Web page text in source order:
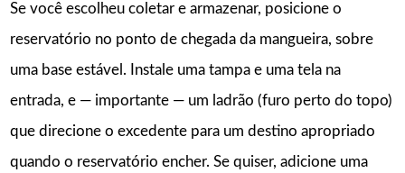
Se você escolheu coletar e armazenar, posicione o
reservatório no ponto de chegada da mangueira, sobre
uma base estável. Instale uma tampa e uma tela na
entrada, e — importante — um ladrão (furo perto do topo)
que direcione o excedente para um destino apropriado
quando o reservatório encher. Se quiser, adicione uma